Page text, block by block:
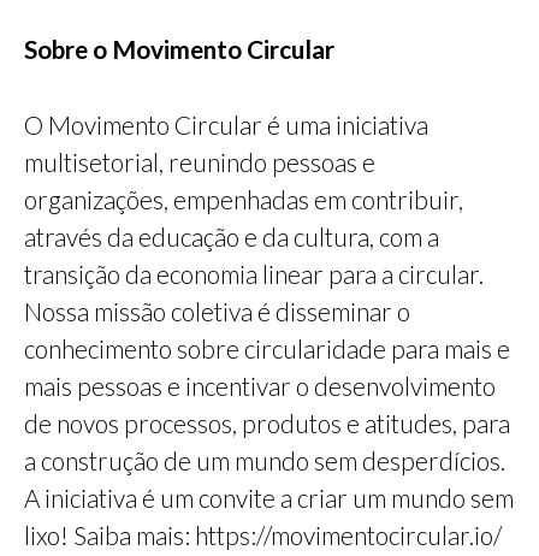
Sobre o Movimento Circular
O Movimento Circular é uma iniciativa
multisetorial, reunindo pessoas e
organizações, empenhadas em contribuir,
através da educação e da cultura, com a
transição da economia linear para a circular.
Nossa missão coletiva é disseminar o
conhecimento sobre circularidade para mais e
mais pessoas e incentivar o desenvolvimento
de novos processos, produtos e atitudes, para
a construção de um mundo sem desperdícios.
A iniciativa é um convite a criar um mundo sem
lixo! Saiba mais: https://movimentocircular.io/